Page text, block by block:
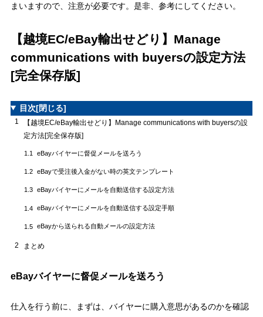
まいますので、注意が必要です。是非、参考にしてください。
【越境EC/eBay輸出せどり】Manage
communications with buyersの設定方法
[完全保存版]
目次[閉じる]
1
【越境EC/eBay輸出せどり】Manage communications with buyersの設
定方法[完全保存版]
1.1 eBayバイヤーに督促メールを送ろう
1.2 eBayで受注後入金がない時の英文テンプレート
1.3 eBayバイヤーにメールを自動送信する設定方法
1.4 eBayバイヤーにメールを自動送信する設定手順
1.5 eBayから送られる自動メールの設定方法
2 まとめ
eBayバイヤーに督促メールを送ろう
仕入を行う前に、まずは、バイヤーに購入意思があるのかを確認